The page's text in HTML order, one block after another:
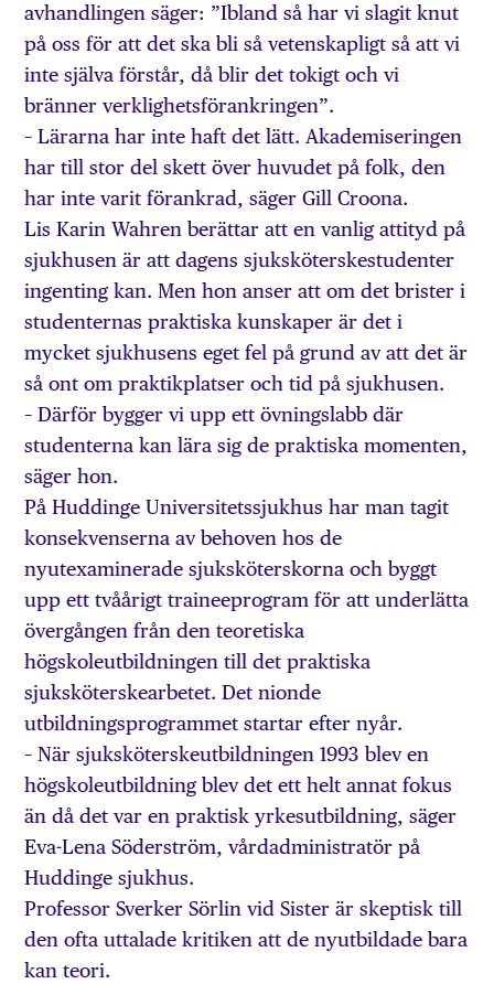
avhandlingen säger: ”Ibland så har vi slagit knut
på oss för att det ska bli så vetenskapligt så att vi
inte själva förstår, då blir det tokigt och vi
bränner verklighetsförankringen”.
– Lärarna har inte haft det lätt. Akademiseringen
har till stor del skett över huvudet på folk, den
har inte varit förankrad, säger Gill Croona.
Lis Karin Wahren berättar att en vanlig attityd på
sjukhusen är att dagens sjuksköterskestudenter
ingenting kan. Men hon anser att om det brister i
studenternas praktiska kunskaper är det i
mycket sjukhusens eget fel på grund av att det är
så ont om praktikplatser och tid på sjukhusen.
– Därför bygger vi upp ett övningslabb där
studenterna kan lära sig de praktiska momenten,
säger hon.
På Huddinge Universitetssjukhus har man tagit
konsekvenserna av behoven hos de
nyutexaminerade sjuksköterskorna och byggt
upp ett tvåårigt traineeprogram för att underlätta
övergången från den teoretiska
högskoleutbildningen till det praktiska
sjuksköterskearbetet. Det nionde
utbildningsprogrammet startar efter nyår.
– När sjuksköterskeutbildningen 1993 blev en
högskoleutbildning blev det ett helt annat fokus
än då det var en praktisk yrkesutbildning, säger
Eva-Lena Söderström, vårdadministratör på
Huddinge sjukhus.
Professor Sverker Sörlin vid Sister är skeptisk till
den ofta uttalade kritiken att de nyutbildade bara
kan teori.